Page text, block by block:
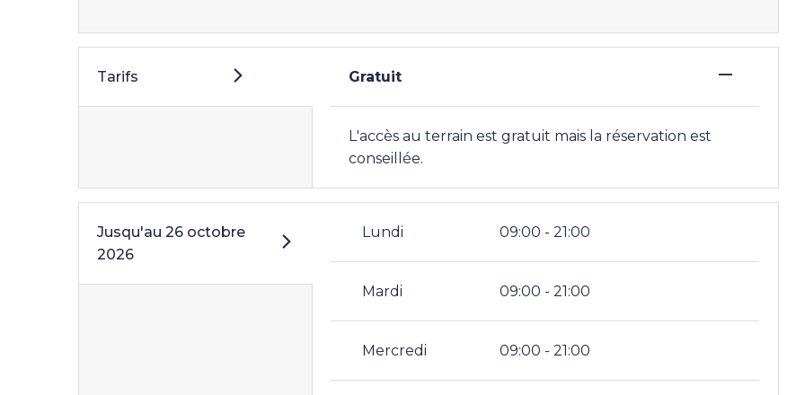
Tarifs Gratuit —
L'accès au terrain est gratuit mais la réservation est
conseillée.
Jusqu'au 26 octobre
2026
Lundi 09:00 - 21:00
Mardi 09:00 - 21:00
Mercredi 09:00 - 21:00